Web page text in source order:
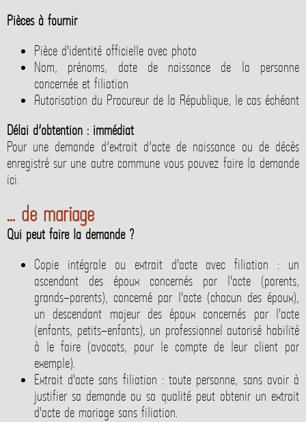
Pièces à fournir
Pièce d'identité officielle avec photo
Nom, prénoms, date de naissance de la personne
concernée et filiation
Autorisation du Procureur de la République, le cas échéant
Délai d’obtention : immédiat
Pour une demande d’extrait d’acte de naissance ou de décès
enregistré sur une autre commune vous pouvez faire la demande
ici.
... de mariage
Qui peut faire la demande ?
Copie intégrale ou extrait d'acte avec filiation : un
ascendant des époux concernés par l'acte (parents,
grands-parents), concerné par l'acte (chacun des époux),
un descendant majeur des époux concernés par l'acte
(enfants, petits-enfants), un professionnel autorisé habilité
à le faire (avocats, pour le compte de leur client par
exemple).
Extrait d'acte sans filiation : toute personne, sans avoir à
justifier sa demande ou sa qualité peut obtenir un extrait
d'acte de mariage sans filiation.